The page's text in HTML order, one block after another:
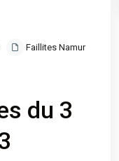
Faillites Namur
du 3